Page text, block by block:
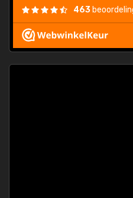
463